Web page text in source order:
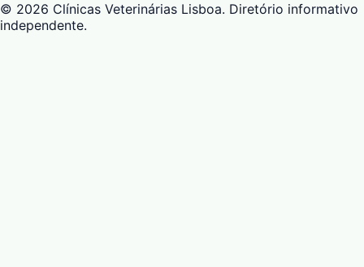
© 2026 Clínicas Veterinárias Lisboa. Diretório informativo
independente.